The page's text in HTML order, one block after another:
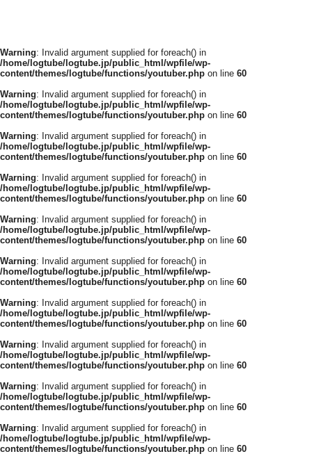
Warning: Invalid argument supplied for foreach() in
/home/logtube/logtube.jp/public_html/wpfile/wp-
content/themes/logtube/functions/youtuber.php on line 60
Warning: Invalid argument supplied for foreach() in
/home/logtube/logtube.jp/public_html/wpfile/wp-
content/themes/logtube/functions/youtuber.php on line 60
Warning: Invalid argument supplied for foreach() in
/home/logtube/logtube.jp/public_html/wpfile/wp-
content/themes/logtube/functions/youtuber.php on line 60
Warning: Invalid argument supplied for foreach() in
/home/logtube/logtube.jp/public_html/wpfile/wp-
content/themes/logtube/functions/youtuber.php on line 60
Warning: Invalid argument supplied for foreach() in
/home/logtube/logtube.jp/public_html/wpfile/wp-
content/themes/logtube/functions/youtuber.php on line 60
Warning: Invalid argument supplied for foreach() in
/home/logtube/logtube.jp/public_html/wpfile/wp-
content/themes/logtube/functions/youtuber.php on line 60
Warning: Invalid argument supplied for foreach() in
/home/logtube/logtube.jp/public_html/wpfile/wp-
content/themes/logtube/functions/youtuber.php on line 60
Warning: Invalid argument supplied for foreach() in
/home/logtube/logtube.jp/public_html/wpfile/wp-
content/themes/logtube/functions/youtuber.php on line 60
Warning: Invalid argument supplied for foreach() in
/home/logtube/logtube.jp/public_html/wpfile/wp-
content/themes/logtube/functions/youtuber.php on line 60
Warning: Invalid argument supplied for foreach() in
/home/logtube/logtube.jp/public_html/wpfile/wp-
content/themes/logtube/functions/youtuber.php on line 60